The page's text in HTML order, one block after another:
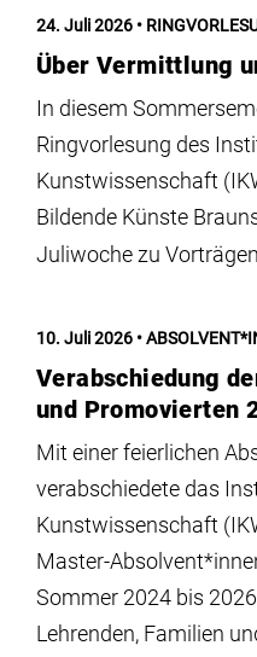
Institute
24. Juli 2026
Über Vermittlung
In diesem
Ringvorlesung des
Kunstwissenschaft
Bildende Künste
Juliwoche zu
10. Juli 2026
Verabschiedung
und Promovierten
Mit einer feierlichen
verabschiedete das
Kunstwissenschaft
Master-
Sommer 2024 bis
Lehrenden, Familien